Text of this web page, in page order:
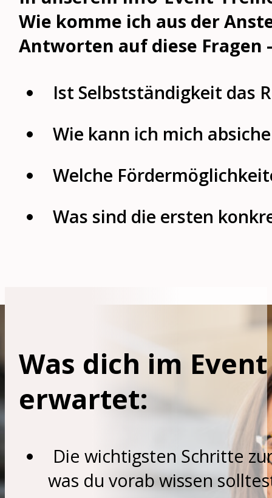
Wie komme ich aus der
Antworten auf diese
Ist Selbstständigkeit das
Wie kann ich mich
Welche
Was sind die ersten
Was dich im
erwartet:
Die wichtigsten Schritte
was du vorab wissen